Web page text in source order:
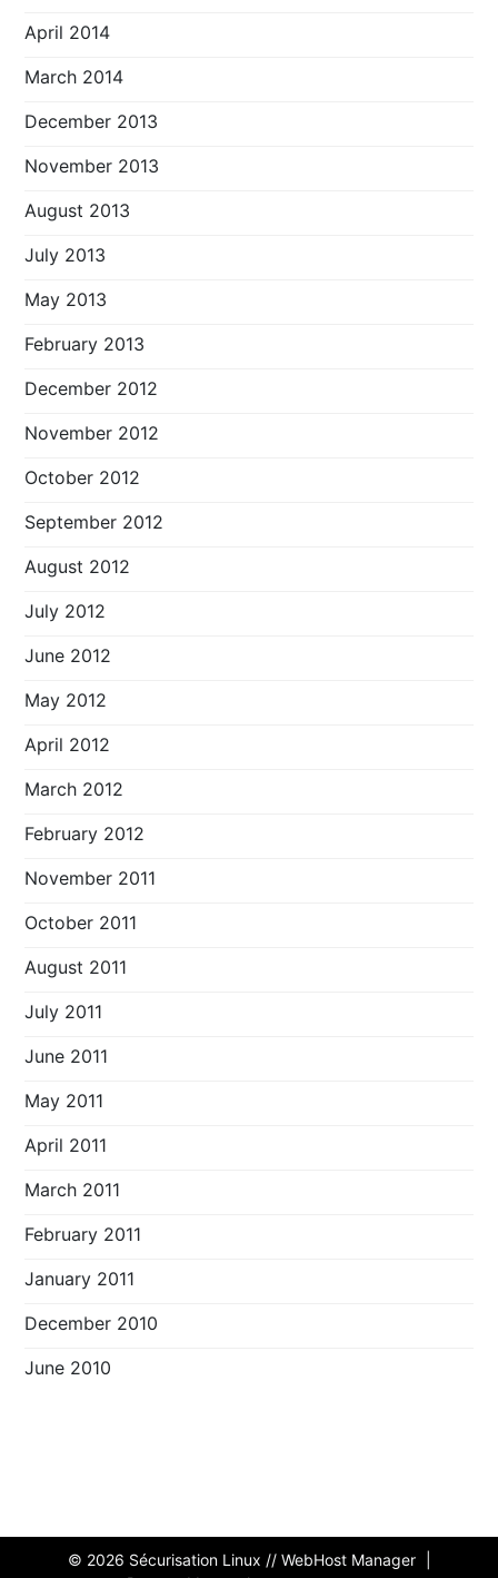
April 2014
March 2014
December 2013
November 2013
August 2013
July 2013
May 2013
February 2013
December 2012
November 2012
October 2012
September 2012
August 2012
July 2012
June 2012
May 2012
April 2012
March 2012
February 2012
November 2011
October 2011
August 2011
July 2011
June 2011
May 2011
April 2011
March 2011
February 2011
January 2011
December 2010
June 2010
© 2026 Sécurisation Linux // WebHost Manager